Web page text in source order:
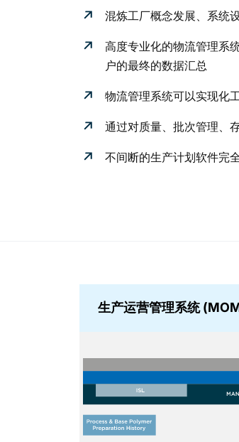
混炼工厂概念发展、系统
高度专业化的物流管理系
户的最终的数据汇总
物流管理系统可以实现化
通过对质量、批次管理、
不间断的生产计划软件完
生产运营管理系统